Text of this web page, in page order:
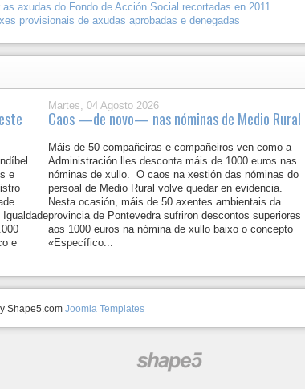
axudas do Fondo de Acción Social recortadas en 2011
provisionais de axudas aprobadas e denegadas
e
e
Martes, 04 Agosto 2026
Caos —de novo— nas nóminas de Medio Rural
Máis de 50 compañeiras e compañeiros ven como a
Administración lles desconta máis de 1000 euros nas
nóminas de xullo. O caos na xestión das nóminas do
persoal de Medio Rural volve quedar en evidencia.
Nesta ocasión, máis de 50 axentes ambientais da
provincia de Pontevedra sufriron descontos superiores
aos 1000 euros na nómina de xullo baixo o concepto
«Específico...
Shape5.com Joomla Templates